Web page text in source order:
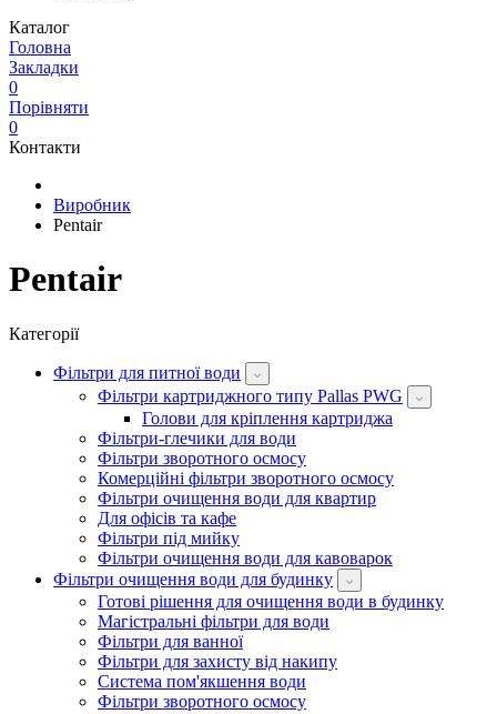
Каталог
Головна
Закладки
0
Порівняти
0
Контакти
Виробник
Pentair
Pentair
Категорії
Фільтри для питної води
Фільтри картриджного типу Pallas PWG
Голови для кріплення картриджа
Фільтри-глечики для води
Фільтри зворотного осмосу
Комерційні фільтри зворотного осмосу
Фільтри очищення води для квартир
Для офісів та кафе
Фільтри під мийку
Фільтри очищення води для кавоварок
Фільтри очищення води для будинку
Готові рішення для очищення води в будинку
Магістральні фільтри для води
Фільтри для ванної
Фільтри для захисту від накипу
Система пом'якшення води
Фільтри зворотного осмосу